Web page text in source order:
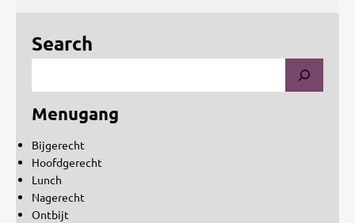
Search
Menugang
Bijgerecht
Hoofdgerecht
Lunch
Nagerecht
Ontbijt